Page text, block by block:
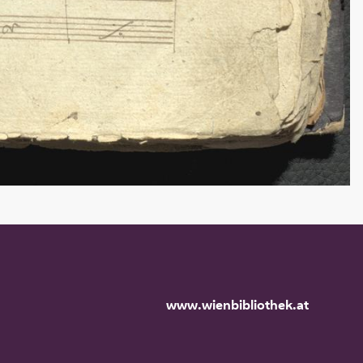
www.wienbibliothek.at